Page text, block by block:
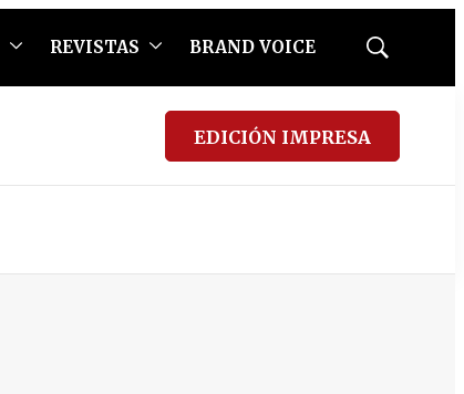
REVISTAS BRAND VOICE
Mostrar
EDICIÓN IMPRESA